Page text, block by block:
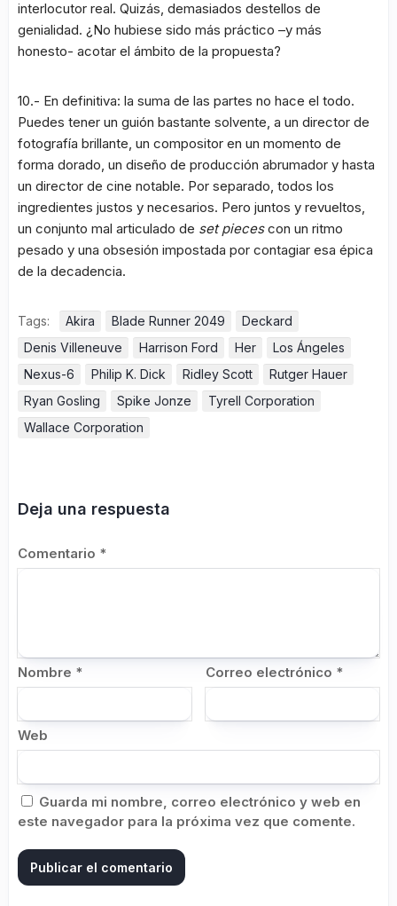
interlocutor real. Quizás, demasiados destellos de
genialidad. ¿No hubiese sido más práctico –y más
honesto- acotar el ámbito de la propuesta?
10.- En definitiva: la suma de las partes no hace el todo.
Puedes tener un guión bastante solvente, a un director de
fotografía brillante, un compositor en un momento de
forma dorado, un diseño de producción abrumador y hasta
un director de cine notable. Por separado, todos los
ingredientes justos y necesarios. Pero juntos y revueltos,
un conjunto mal articulado de set piecescon un ritmo
pesado y una obsesión impostada por contagiar esa épica
de la decadencia.
Tags: Akira Blade Runner 2049
Deckard
Denis Villeneuve
Harrison Ford Her
Los Ángeles
Nexus-6
Philip K. Dick Ridley Scott
Rutger Hauer
Ryan Gosling
Spike Jonze
Tyrell Corporation
Wallace Corporation
Deja una respuesta
Comentario *
Nombre * Correo electrónico *
Web
Guarda mi nombre, correo electrónico y web en
este navegador para la próxima vez que comente.